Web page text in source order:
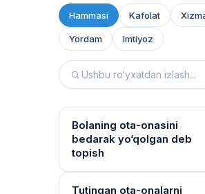
Hammasi Kafolat
Yordam Imtiyoz
Bolaning ota-onasini
bedarak yo‘qolgan deb
topish
Hujjatlarni tiklash xizmati
Tutingan ota-onalarni